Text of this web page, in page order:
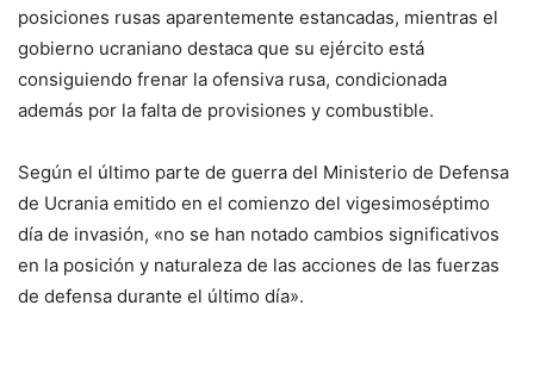
posiciones rusas aparentemente estancadas, mientras el
gobierno ucraniano destaca que su ejército está
consiguiendo frenar la ofensiva rusa, condicionada
además por la falta de provisiones y combustible.
Según el último parte de guerra del Ministerio de Defensa
de Ucrania emitido en el comienzo del vigesimoséptimo
día de invasión, «no se han notado cambios significativos
en la posición y naturaleza de las acciones de las fuerzas
de defensa durante el último día».